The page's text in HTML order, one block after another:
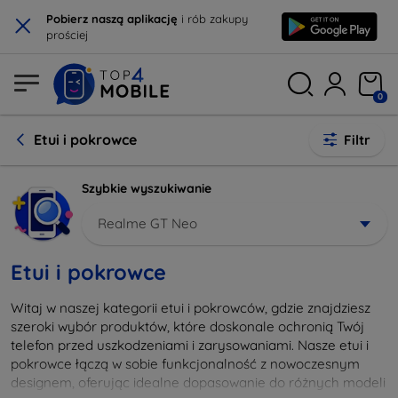
× Pobierz naszą aplikację i rób zakupy
prościej
0
Etui i pokrowce Filtr
Szybkie wyszukiwanie
Realme GT Neo
Etui i pokrowce
Witaj w naszej kategorii etui i pokrowców, gdzie znajdziesz
szeroki wybór produktów, które doskonale ochronią Twój
telefon przed uszkodzeniami i zarysowaniami. Nasze etui i
pokrowce łączą w sobie funkcjonalność z nowoczesnym
designem, oferując idealne dopasowanie do różnych modeli